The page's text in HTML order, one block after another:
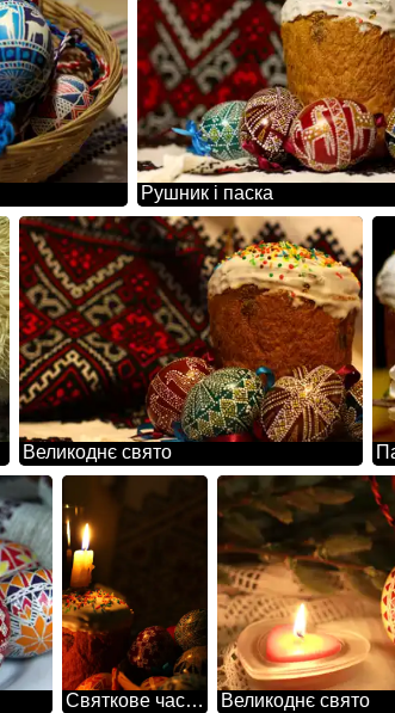
Рушник і паска
Великоднє свято
Святкове частування на Великдень Великоднє свято